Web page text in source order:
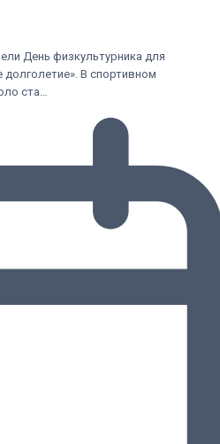
День физкультурника для
долголетие». В спортивном
ста…